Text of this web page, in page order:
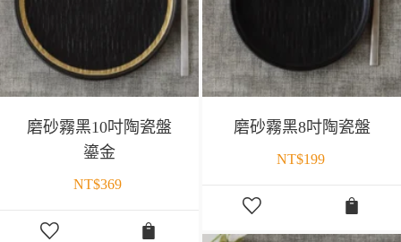
磨砂霧黑10吋陶瓷盤
鎏金
NT$369
磨砂霧黑8吋陶瓷盤
NT$199